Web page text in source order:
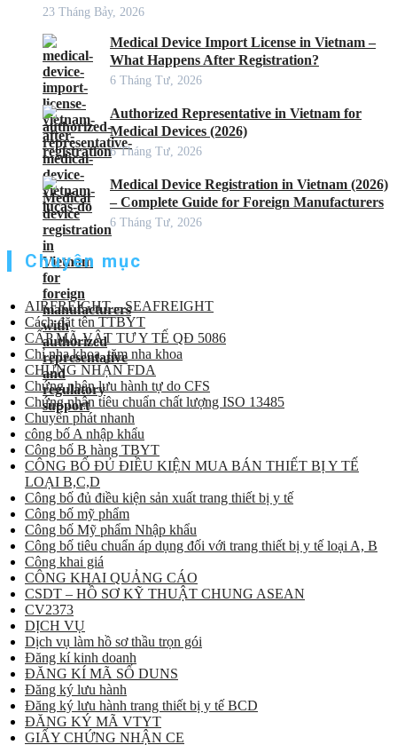
23 Tháng Bảy, 2026
Medical Device Import License in Vietnam –
What Happens After Registration?
6 Tháng Tư, 2026
Authorized Representative in Vietnam for
Medical Devices (2026)
6 Tháng Tư, 2026
Medical Device Registration in Vietnam (2026)
– Complete Guide for Foreign Manufacturers
6 Tháng Tư, 2026
Chuyên mục
AIRFREIGHT – SEAFREIGHT
Cách đặt tên TTBYT
CẤP MÃ VẬT TƯ Y TẾ QĐ 5086
Chỉ nha khoa, tăm nha khoa
CHỨNG NHẬN FDA
Chứng nhận lưu hành tự do CFS
Chứng nhận tiêu chuẩn chất lượng ISO 13485
Chuyển phát nhanh
công bố A nhập khẩu
Công bố B hàng TBYT
CÔNG BỐ ĐỦ ĐIỀU KIỆN MUA BÁN THIẾT BỊ Y TẾ
LOẠI B,C,D
Công bố đủ điều kiện sản xuất trang thiết bị y tế
Công bố mỹ phẩm
Công bố Mỹ phẩm Nhập khẩu
Công bố tiêu chuẩn áp dụng đối với trang thiết bị y tế loại A, B
Công khai giá
CÔNG KHAI QUẢNG CÁO
CSDT – HỒ SƠ KỸ THUẬT CHUNG ASEAN
CV2373
DỊCH VỤ
Dịch vụ làm hồ sơ thầu trọn gói
Đăng kí kinh doanh
ĐĂNG KÍ MÃ SỐ DUNS
Đăng ký lưu hành
Đăng ký lưu hành trang thiết bị y tế BCD
ĐĂNG KÝ MÃ VTYT
GIẤY CHỨNG NHẬN CE